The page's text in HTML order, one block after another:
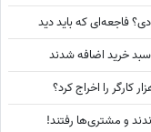
فاجعه‌ای که باید دید
خرید اضافه شدند
و مشتری‌ها رفتند!